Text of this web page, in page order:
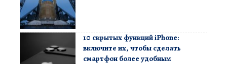
10 скрытых функций iPhone:
включите их, чтобы сделать
смартфон более удобным